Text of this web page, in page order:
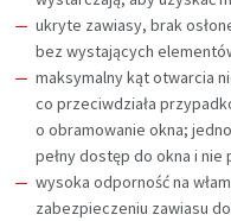
ukryte zawiasy, brak
bez wystających
maksymalny kąt otwarcia
co przeciwdziała
o obramowanie okna;
pełny dostęp do okna i nie
wysoka odporność na
zabezpieczeniu zawiasu